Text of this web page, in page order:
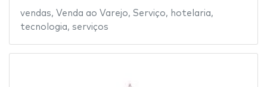
vendas, Venda ao Varejo, Serviço, hotelaria,
tecnologia, serviços